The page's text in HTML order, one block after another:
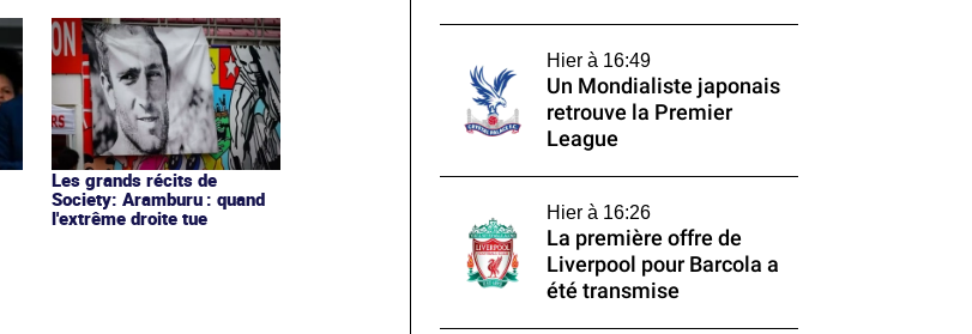
Les grands récits de
Society: Aramburu : quand
l'extrême droite tue
Hier à 16:49
Un Mondialiste japonais
retrouve la Premier
League
Hier à 16:26
La première offre de
Liverpool pour Barcola a
été transmise